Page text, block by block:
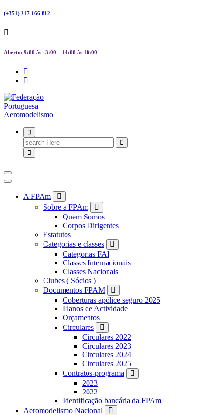
(+351) 217 166 812
Aberto: 9:00 às 13:00 – 14:00 às 18:00
FPAM
Search
for:
A FPAm
Sobre a FPAm
Quem Somos
Corpos Dirigentes
Estatutos
Categorias e classes
Categorias FAI
Classes Internacionais
Classes Nacionais
Clubes ( Sócios )
Documentos FPAM
Coberturas apólice seguro 2025
Planos de Actividade
Orçamentos
Circulares
Circulares 2022
Circulares 2023
Circulares 2024
Circulares 2025
Contratos-programa
2023
2022
Identificação bancária da FPAm
Aeromodelismo Nacional